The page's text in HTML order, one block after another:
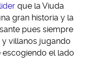
que la Viuda
gran historia y la
pues siempre
y villanos jugando
el lado